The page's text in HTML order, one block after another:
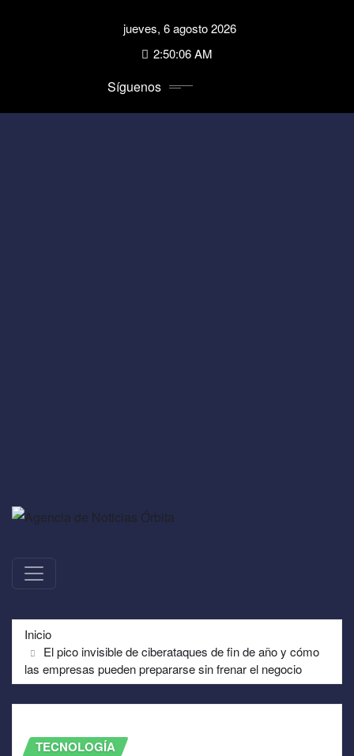
jueves, 6 agosto 2026
2:50:06 AM
Síguenos
Inicio
El pico invisible de ciberataques de fin de año y cómo
las empresas pueden prepararse sin frenar el negocio
TECNOLOGÍA